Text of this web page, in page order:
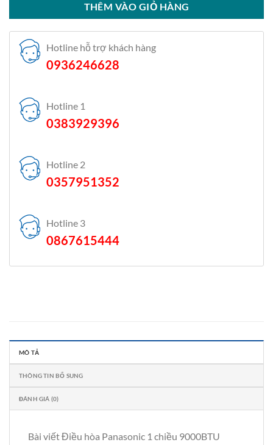
THÊM VÀO GIỎ HÀNG
Hotline hỗ trợ khách hàng
0936246628
Hotline 1
0383929396
Hotline 2
0357951352
Hotline 3
0867615444
MÔ TẢ
THÔNG TIN BỔ SUNG
ĐÁNH GIÁ (0)
Bài viết Điều hòa Panasonic 1 chiều 9000BTU